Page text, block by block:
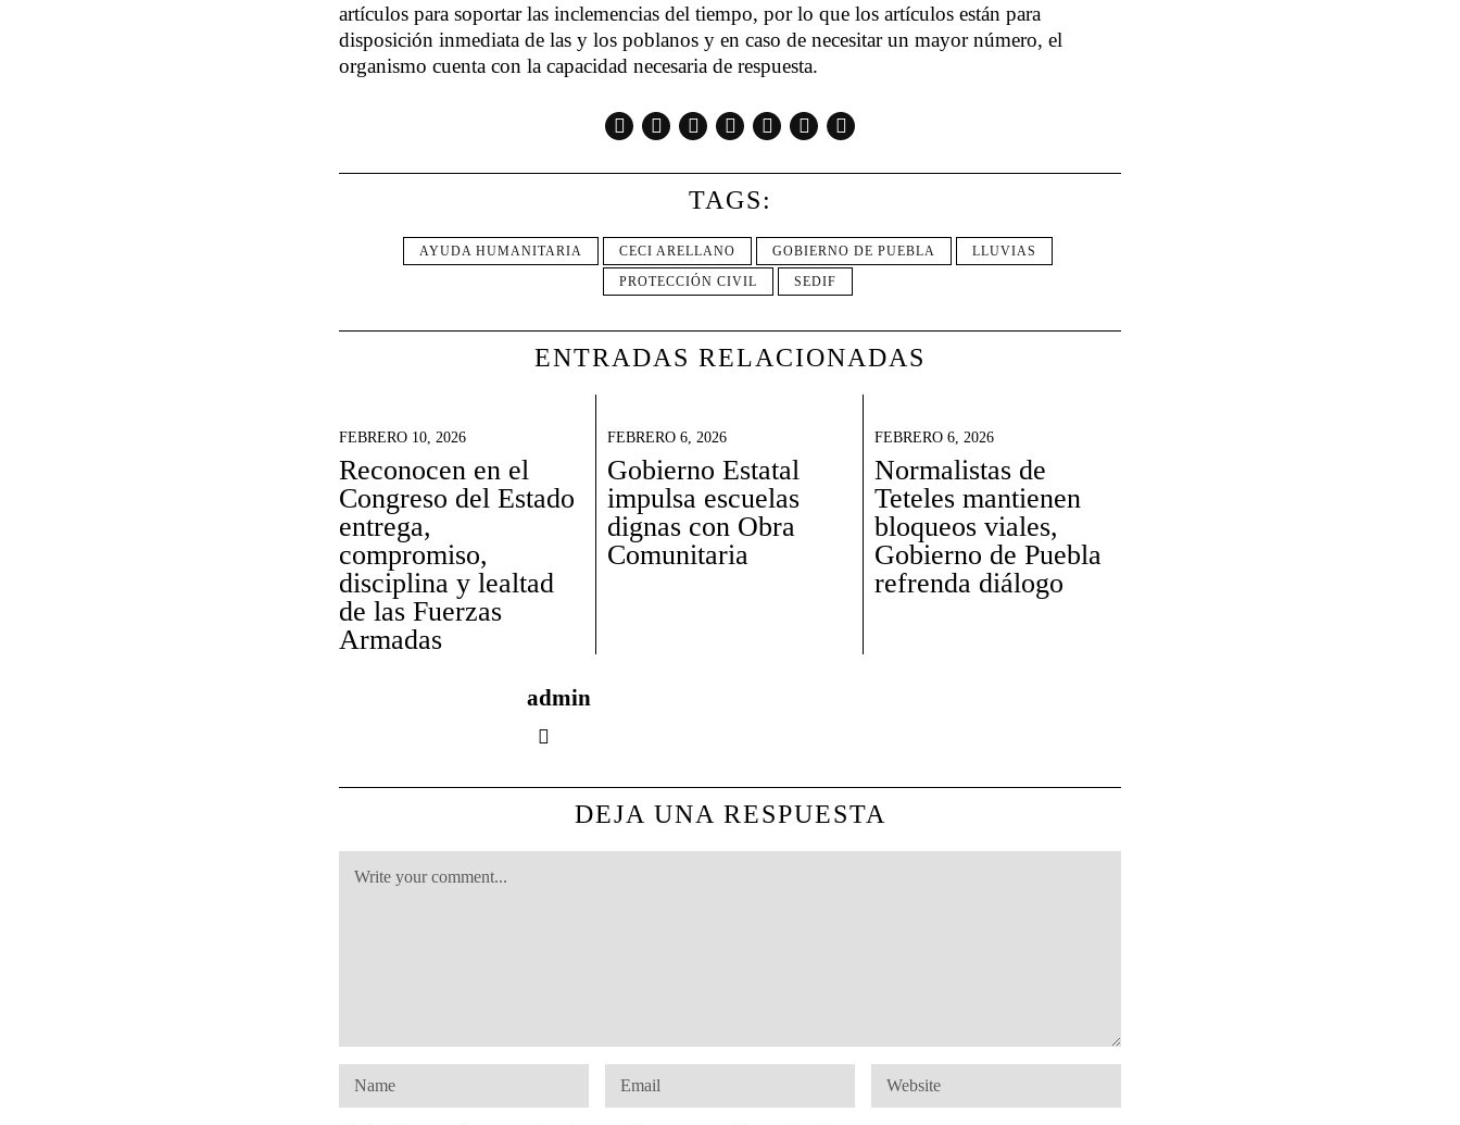
artículos para soportar las inclemencias del tiempo, por lo que los artículos están para
disposición inmediata de las y los poblanos y en caso de necesitar un mayor número, el
organismo cuenta con la capacidad necesaria de respuesta.
TAGS:
AYUDA HUMANITARIA CECI ARELLANO GOBIERNO DE PUEBLA
LLUVIAS
PROTECCIÓN CIVIL
SEDIF
ENTRADAS RELACIONADAS
FEBRERO 10, 2026
Reconocen en el
Congreso del Estado
entrega,
compromiso,
disciplina y lealtad
de las Fuerzas
Armadas
FEBRERO 6, 2026
Gobierno Estatal
impulsa escuelas
dignas con Obra
Comunitaria
FEBRERO 6, 2026
Normalistas de
Teteles mantienen
bloqueos viales,
Gobierno de Puebla
refrenda diálogo
admin
DEJA UNA RESPUESTA